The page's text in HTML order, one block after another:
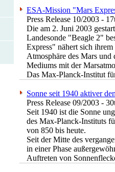
ESA-Mission "Mars
Press Release 10/2003 -
Die am 2. Juni 2003
Landesonde "Beagle 2"
Express" nähert sich
Atmosphäre des Mars und
Mediums mit der
Das Max-Planck-Institut
Sonne seit 1940 aktiver
Press Release 09/2003 -
Seit 1940 ist die Sonne
des Max-Planck-Instituts
von 850 bis heute.
Seit der Mitte des
in einer Phase
Auftreten von